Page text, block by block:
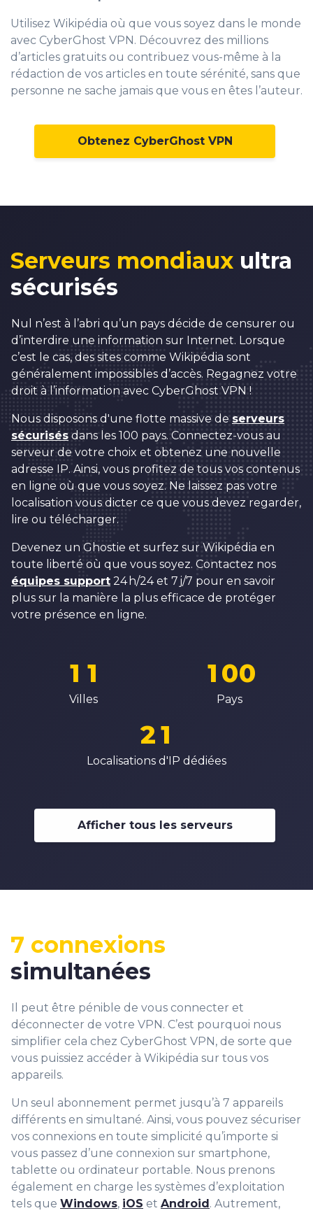
Utilisez Wikipédia où que vous soyez dans le monde
avec CyberGhost VPN. Découvrez des millions
d’articles gratuits ou contribuez vous-même à la
rédaction de vos articles en toute sérénité, sans que
personne ne sache jamais que vous en êtes l’auteur.
Obtenez CyberGhost VPN
Serveurs mondiaux ultra
sécurisés
Nul n’est à l’abri qu’un pays décide de censurer ou
d’interdire une information sur Internet. Lorsque
c’est le cas, des sites comme Wikipédia sont
généralement impossibles d’accès. Regagnez votre
droit à l’information avec CyberGhost VPN !
Nous disposons d'une flotte massive de serveurs
sécurisés dans les 100 pays. Connectez-vous au
serveur de votre choix et obtenez une nouvelle
adresse IP. Ainsi, vous profitez de tous vos contenus
en ligne où que vous soyez. Ne laissez pas votre
localisation vous dicter ce que vous devez regarder,
lire ou télécharger.
Devenez un Ghostie et surfez sur Wikipédia en
toute liberté où que vous soyez. Contactez nos
équipes support 24 h/24 et 7 j/7 pour en savoir
plus sur la manière la plus efficace de protéger
votre présence en ligne.
1
2
7
8
0
1
2
3
4
5
6
7
8
9
1
2
4
5
7
8
Villes
1
2
4
5
7
8
0
1
2
3
5
6
7
0
1
4
6
7
9
4
6
7
8
9
0
1
2
3
5
6
7
0
1
7
9
Pays
2
3
5
6
8
0
1
2
4
5
6
1
2
4
5
7
9
Localisations d'IP dédiées
Afficher tous les serveurs
7 connexions
simultanées
Il peut être pénible de vous connecter et
déconnecter de votre VPN. C’est pourquoi nous
simplifier cela chez CyberGhost VPN, de sorte que
vous puissiez accéder à Wikipédia sur tous vos
appareils.
Un seul abonnement permet jusqu’à 7 appareils
différents en simultané. Ainsi, vous pouvez sécuriser
vos connexions en toute simplicité qu’importe si
vous passez d’une connexion sur smartphone,
tablette ou ordinateur portable. Nous prenons
également en charge les systèmes d’exploitation
tels que Windows, iOS et Android . Autrement,